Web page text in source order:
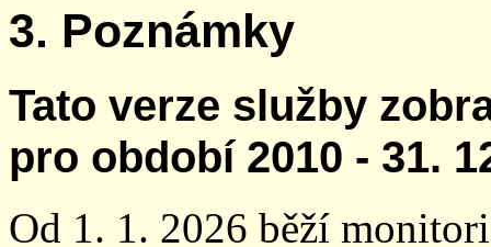
3. Poznámky
Tato verze služby
pro období 2010 - 31.
Od 1. 1. 2026 běží